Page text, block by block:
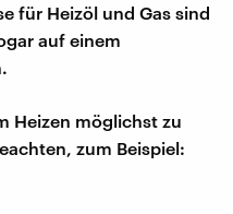
für Heizöl und Gas sind
auf einem
Heizen möglichst zu
zum Beispiel: